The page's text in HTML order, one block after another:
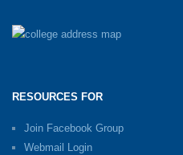
RESOURCES FOR
Join Facebook Group
Webmail Login